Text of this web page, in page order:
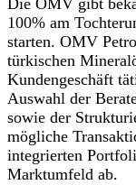
Die OMV gibt
100% am
starten. OMV
türkischen
Kundengeschäft
Auswahl der
sowie der
mögliche
integrierten
Marktumfeld ab.